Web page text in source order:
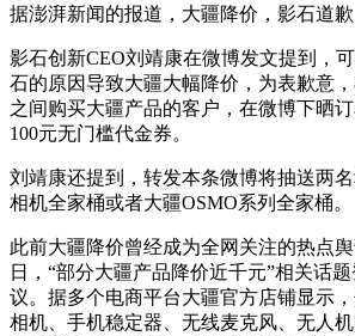
据澎湃新闻的报道，大疆降价，影石道歉
影石创新CEO刘靖康在微博发文提到，
石的原因导致大疆大幅降价，为表歉意，
之间购买大疆产品的客户，在微博下晒
100元无门槛代金券。
刘靖康还提到，转发本条微博将抽送两
相机全家桶或者大疆OSMO系列全家桶。
此前大疆降价曾经成为全网关注的热点
日，“部分大疆产品降价近千元”相关话
议。据多个电商平台大疆官方店铺显示
相机、手机稳定器、无线麦克风、无人